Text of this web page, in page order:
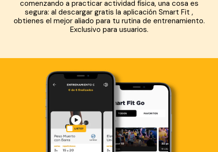
comenzando a practicar actividad física, una cosa es
segura: al descargar gratis la aplicación Smart Fit ,
obtienes el mejor aliado para tu rutina de entrenamiento.
Exclusivo para usuarios.